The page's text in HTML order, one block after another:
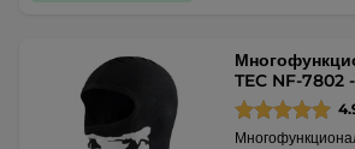
TEC NF-7802